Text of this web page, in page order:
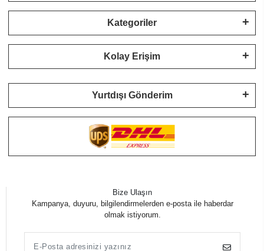
Kategoriler
Kolay Erişim
Yurtdışı Gönderim
Bize Ulaşın
Kampanya, duyuru, bilgilendirmelerden e-posta ile haberdar
olmak istiyorum.